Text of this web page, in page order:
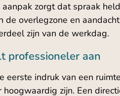
aanpak zorgt dat spraak
de overlegzone en
zijn van de werkdag.
professioneler aan
eerste indruk van een
zijn. Een